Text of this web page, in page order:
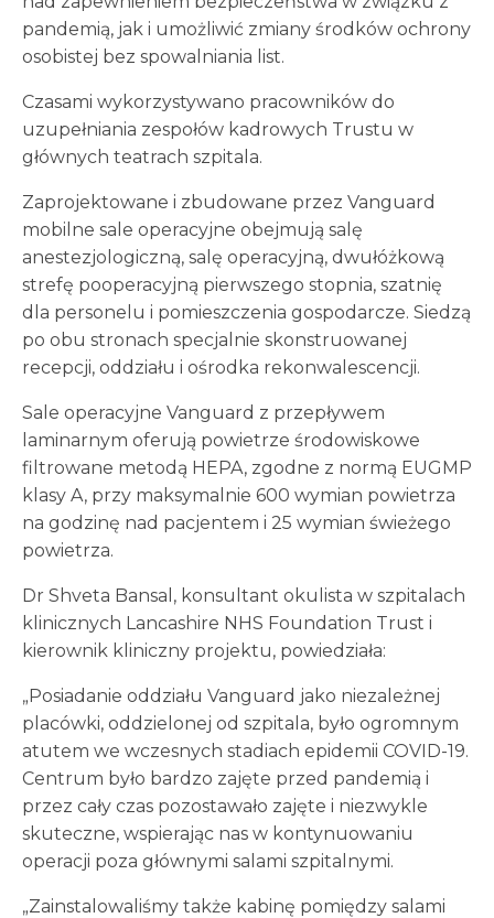
pandemią, jak i umożliwić zmiany środków ochrony
osobistej bez spowalniania list.
Czasami wykorzystywano pracowników do
uzupełniania zespołów kadrowych Trustu w
głównych teatrach szpitala.
Zaprojektowane i zbudowane przez Vanguard
mobilne sale operacyjne obejmują salę
anestezjologiczną, salę operacyjną, dwułóżkową
strefę pooperacyjną pierwszego stopnia, szatnię
dla personelu i pomieszczenia gospodarcze. Siedzą
po obu stronach specjalnie skonstruowanej
recepcji, oddziału i ośrodka rekonwalescencji.
Sale operacyjne Vanguard z przepływem
laminarnym oferują powietrze środowiskowe
filtrowane metodą HEPA, zgodne z normą EUGMP
klasy A, przy maksymalnie 600 wymian powietrza
na godzinę nad pacjentem i 25 wymian świeżego
powietrza.
Dr Shveta Bansal, konsultant okulista w szpitalach
klinicznych Lancashire NHS Foundation Trust i
kierownik kliniczny projektu, powiedziała:
„Posiadanie oddziału Vanguard jako niezależnej
placówki, oddzielonej od szpitala, było ogromnym
atutem we wczesnych stadiach epidemii COVID-19.
Centrum było bardzo zajęte przed pandemią i
przez cały czas pozostawało zajęte i niezwykle
skuteczne, wspierając nas w kontynuowaniu
operacji poza głównymi salami szpitalnymi.
„Zainstalowaliśmy także kabinę pomiędzy salami